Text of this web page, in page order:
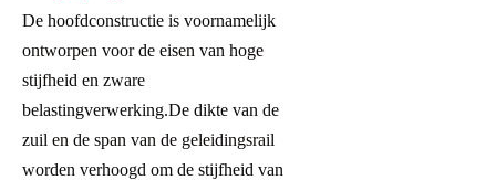
De hoofdconstructie is voornamelijk
ontworpen voor de eisen van hoge
stijfheid en zware
belastingverwerking.De dikte van de
zuil en de span van de geleidingsrail
worden verhoogd om de stijfheid van